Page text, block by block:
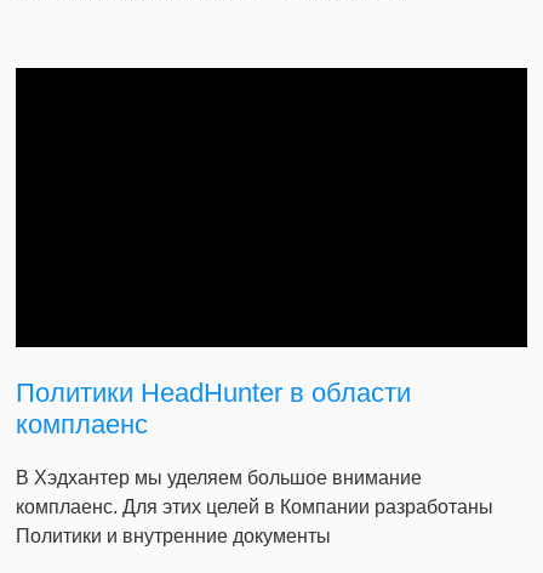
Политики HeadHunter в области
комплаенс
В Хэдхантер мы уделяем большое внимание
комплаенс. Для этих целей в Компании разработаны
Политики и внутренние документы